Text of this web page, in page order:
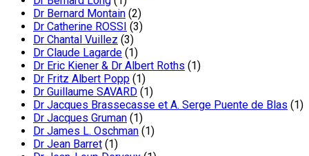
Dr Bernard Montain (2)
Dr Catherine ROSSI (3)
Dr Chantal Vuillez (3)
Dr Claude Lagarde (1)
Dr Eric Kiener & Dr Albert Roths (1)
Dr Fritz Albert Popp (1)
Dr Guillaume SAVARD (1)
Dr Jacques Brassecasse et A. Serge Puente de Blas (1)
Dr Jacques Gruman (1)
Dr James L. Oschman (1)
Dr Jean Barret (1)